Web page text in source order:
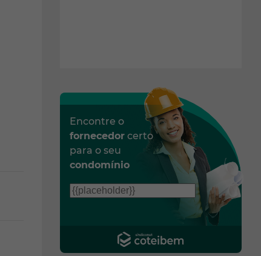
Encontre o
fornecedor certo
para o seu
condomínio